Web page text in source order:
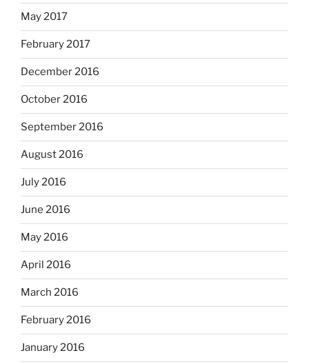
May 2017
February 2017
December 2016
October 2016
September 2016
August 2016
July 2016
June 2016
May 2016
April 2016
March 2016
February 2016
January 2016